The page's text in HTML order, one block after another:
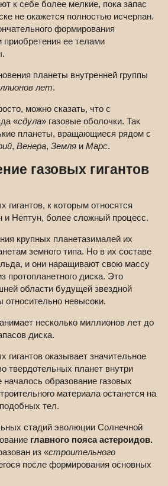
к себе более мелкие, пока запас
не окажется полностью исчерпан.
формирования
ее телами
планеты внутренней группы
лет.
можно сказать, что с
«сдула» газовые оболочки. Так
планеты, вращающиеся рядом с
, Венера, Земля и Марс.
газовых гигантов
гигантов, к которым относятся
и Нептун, более сложный процесс.
крупных планетазималей их
земного типа. Но в их составе
и они наращивают свою массу
протопланетного диска. Это
области будущей звездной
относительно невысоки.
несколько миллионов лет до
диска.
гигантов оказывает значительное
твердотельных планет внутри
образование газовых
материала останется на
тел.
стадий эволюции Солнечной
главного пояса астероидов.
из «строительного
после формирования основных